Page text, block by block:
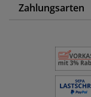
Zahlungsarten